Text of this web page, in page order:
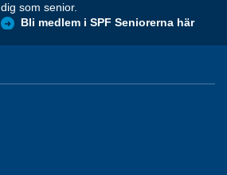
dig som senior.
Bli medlem i SPF Seniorerna här